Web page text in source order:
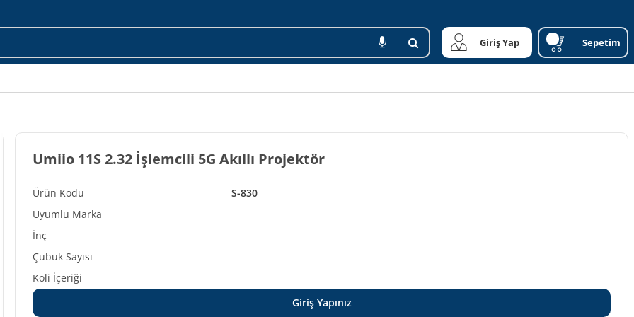
Giriş Yap Sepetim
S-830
Umiio 11S 2.32 İşlemcili 5G Akıllı Projektör
Giriş Yapınız